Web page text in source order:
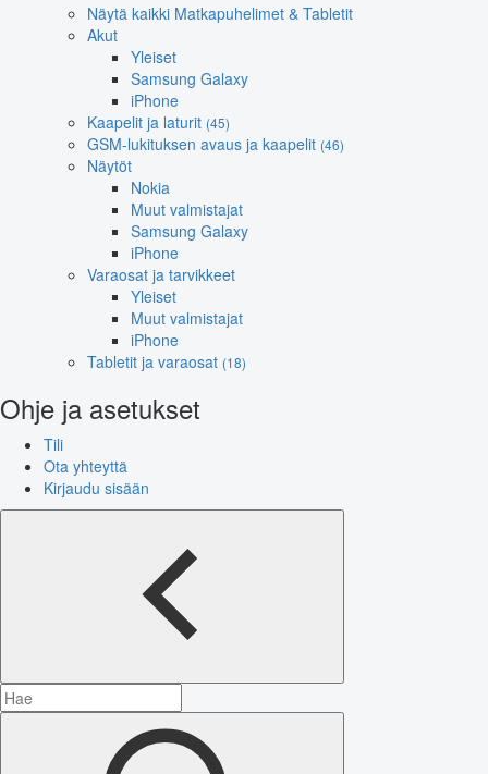
Näytä kaikki Matkapuhelimet & Tabletit
Akut
Yleiset
Samsung Galaxy
iPhone
Kaapelit ja laturit (45)
GSM-lukituksen avaus ja kaapelit (46)
Näytöt
Nokia
Muut valmistajat
Samsung Galaxy
iPhone
Varaosat ja tarvikkeet
Yleiset
Muut valmistajat
iPhone
Tabletit ja varaosat (18)
Ohje ja asetukset
Tili
Ota yhteyttä
Kirjaudu sisään